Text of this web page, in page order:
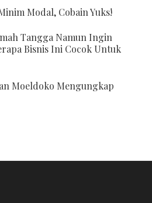
Modal, Cobain Yuks!
Tangga Namun Ingin
Bisnis Ini Cocok Untuk
Moeldoko Mengungkap